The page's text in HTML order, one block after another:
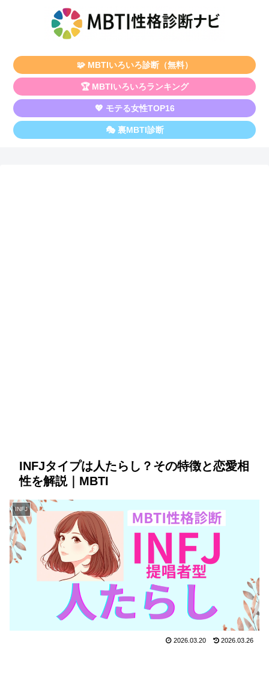
🧩 MBTIいろいろ診断（無料）
🏆 MBTIいろいろランキング
💖 モテる女性TOP16
🎭 裏MBTI診断
INFJタイプは人たらし？その特徴と恋愛相
性を解説｜MBTI
INFJ
2026.03.20 2026.03.26